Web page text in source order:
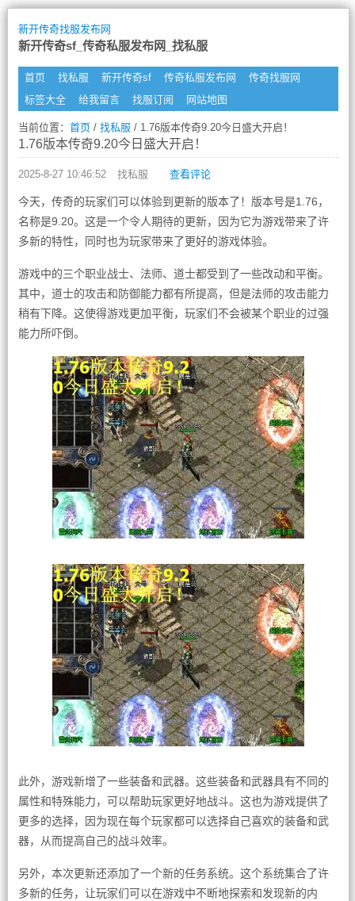
新开传奇找服发布网
新开传奇sf_传奇私服发布网_找私服
首页 找私服 新开传奇sf 传奇私服发布网
传奇找服网
标签大全
给我留言 找服订阅 网站地图
当前位置： 首页/ 找私服 / 1.76版本传奇9.20今日盛大开启！
1.76版本传奇9.20今日盛大开启！
2025-8-27 10:46:52 找私服 查看评论
今天，传奇的玩家们可以体验到更新的版本了！版本号是1.76，
名称是9.20。这是一个令人期待的更新，因为它为游戏带来了许
多新的特性，同时也为玩家带来了更好的游戏体验。
游戏中的三个职业战士、法师、道士都受到了一些改动和平衡。
其中，道士的攻击和防御能力都有所提高，但是法师的攻击能力
稍有下降。这使得游戏更加平衡，玩家们不会被某个职业的过强
能力所吓倒。
此外，游戏新增了一些装备和武器。这些装备和武器具有不同的
属性和特殊能力，可以帮助玩家更好地战斗。这也为游戏提供了
更多的选择，因为现在每个玩家都可以选择自己喜欢的装备和武
器，从而提高自己的战斗效率。
另外，本次更新还添加了一个新的任务系统。这个系统集合了许
多新的任务，让玩家们可以在游戏中不断地探索和发现新的内